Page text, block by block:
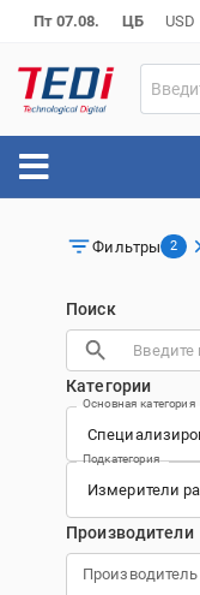
Пт 07.08. ЦБ USD
Фильтры 2
Поиск
Категории
Основная категория
Подкатегория
Производители
Производитель